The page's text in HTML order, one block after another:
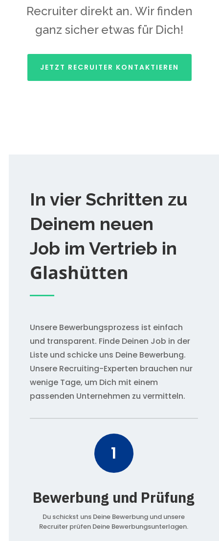
Recruiter direkt an. Wir finden
ganz sicher etwas für Dich!
JETZT RECRUITER KONTAKTIEREN
In vier Schritten zu
Deinem neuen
Job im Vertrieb in
Glashütten
Unsere Bewerbungsprozess ist einfach
und transparent. Finde Deinen Job in der
Liste und schicke uns Deine Bewerbung.
Unsere Recruiting-Experten brauchen nur
wenige Tage, um Dich mit einem
passenden Unternehmen zu vermitteln.
1
Bewerbung und Prüfung
Du schickst uns Deine Bewerbung und unsere
Recruiter prüfen Deine Bewerbungsunterlagen.